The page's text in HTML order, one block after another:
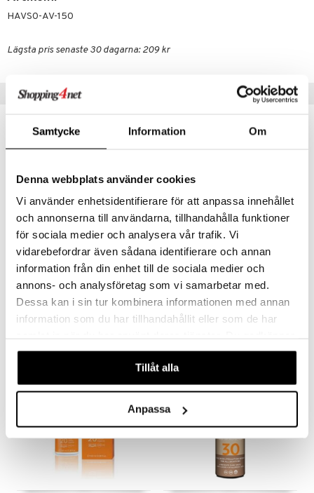
Samtycke Information Om
Denna webbplats använder cookies
Vi använder enhetsidentifierare för att anpassa innehållet
och annonserna till användarna, tillhandahålla funktioner
för sociala medier och analysera vår trafik. Vi
vidarebefordrar även sådana identifierare och annan
information från din enhet till de sociala medier och
annons- och analysföretag som vi samarbetar med.
Dessa kan i sin tur kombinera informationen med annan
information som du har tillhandahållit eller som de har
våra cookies vid fortsatt användande av vår webbplats.
Tillåt alla
Anpassa
HAVS0-AV-150
Lägsta pris senaste 30 dagarna: 209 kr
Avivir Aloe Vera Sunlotion spf 15
AVIVIR
199
AVIVIR
209
eko
utan sol
K
svar